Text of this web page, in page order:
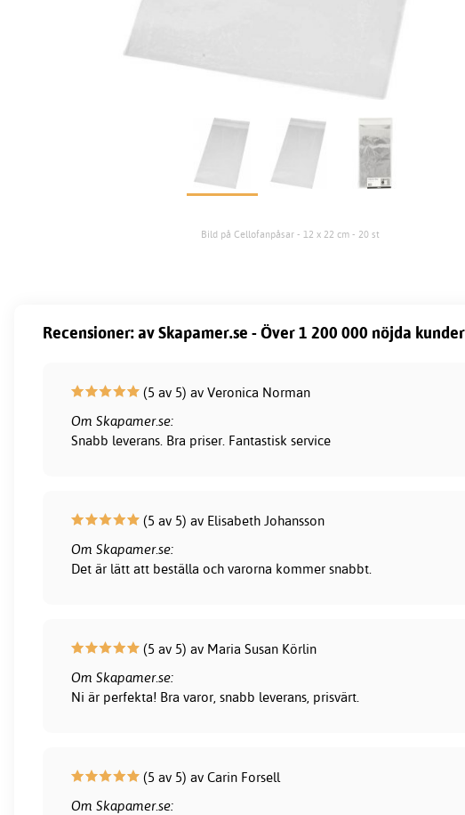
Bild på Cellofanpåsar - 12 x 22 cm - 20 st
Recensioner: av Skapamer.se - Över 1 200 000 nöjda kunder
(5 av 5) av Veronica Norman
Om Skapamer.se:
Snabb leverans. Bra priser. Fantastisk service
(5 av 5) av Elisabeth Johansson
Om Skapamer.se:
Det är lätt att beställa och varorna kommer snabbt.
(5 av 5) av Maria Susan Körlin
Om Skapamer.se:
Ni är perfekta! Bra varor, snabb leverans, prisvärt.
(5 av 5) av Carin Forsell
Om Skapamer.se: